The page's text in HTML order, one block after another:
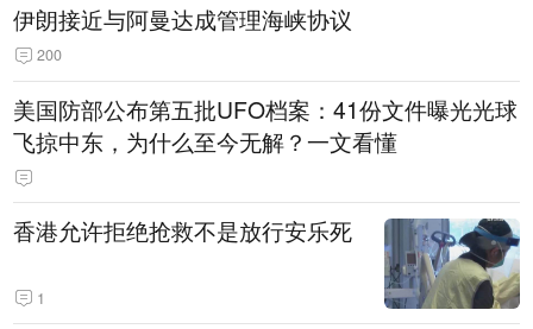
伊朗接近与阿曼达成管理海峡协议
200
美国防部公布第五批UFO档案：41份文件曝光光球
飞掠中东，为什么至今无解？一文看懂
香港允许拒绝抢救不是放行安乐死
1